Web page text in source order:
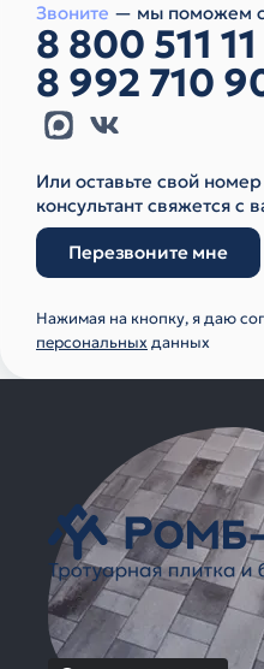
Звоните — мы поможем
8 800 511
8 992 710
Или оставьте свой
консультант свяжется с
Перезвоните мне
Нажимая на кнопку, я даю
персональныхданных